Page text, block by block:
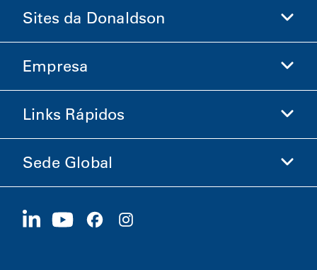
Sites da Donaldson
Donaldson Life Sciences
Loja Donaldson
Empresa
Informações sobre a Empresa
Ética e Conformidade
Carreiras
Links Rápidos
Investidores
Fornecedores
Sustentabilidade
Sede Global
1400 W 94th Street